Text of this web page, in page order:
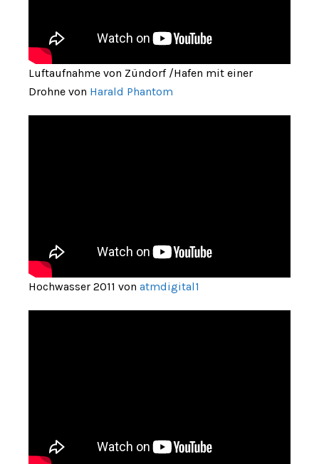
Luftaufnahme von Zündorf /Hafen mit einer
Drohne von Harald Phantom
Hochwasser 2011 von atmdigital1